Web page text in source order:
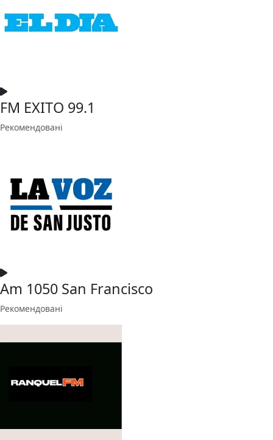
FM EXITO 99.1
Рекомендовані
Am 1050 San Francisco
Рекомендовані